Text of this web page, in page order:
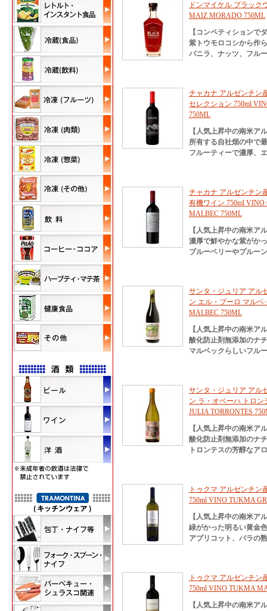
ドンマイケル ブラック
MAIZ MORADO 750ML
【コンペティションで
紫トウモロコシから作
バニラ、ナッツ、フル
チャカナ アルゼンチン
セレクション 750ml
750ML
【人気上昇中の南米ア
所有する自社畑の中で
フルーティーで濃厚、
チャカナ アルゼンチン
有機ワイン 750ml
MALBEC 750ML
【人気上昇中の南米ア
濃厚で鮮やかな紫がか
ブルーベリーやプルー
サンタ・ジュリア アル
ン エル・ブーロ マルベ
MALBEC 750ML
【人気上昇中の南米ア
酸化防止剤無添加のナ
マルベックらしいフル
サンタ・ジュリア アル
ン ラ・オベーハ トロン
JULIA TORRONTES
【人気上昇中の南米ア
酸化防止剤無添加のナ
トロンテスの芳醇なア
トゥクマ アルゼンチン
750ml VINO TUKMA
【人気上昇中の南米ア
緑がかった明るい黄金
アプリコット、バラの
トゥクマ アルゼンチン
750ml VINO TUKMA
【人気上昇中の南米ア